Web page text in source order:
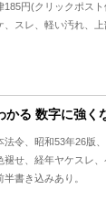
185円(クリックポス
、スレ、軽い汚れ、
ミ有。本部部分にマ
は問題ありませんが
る 数字に強く
法令、昭和53年26版
褪せ、経年ヤケスレ
書き込みあり。